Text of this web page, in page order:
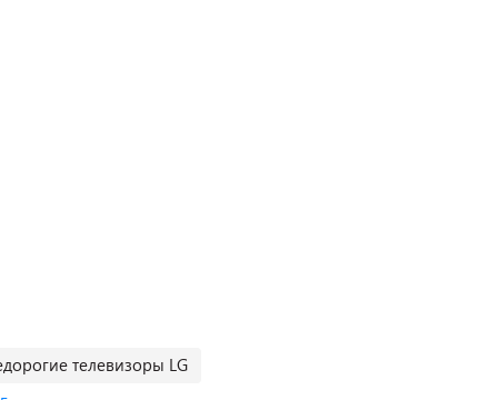
телевизоры LG